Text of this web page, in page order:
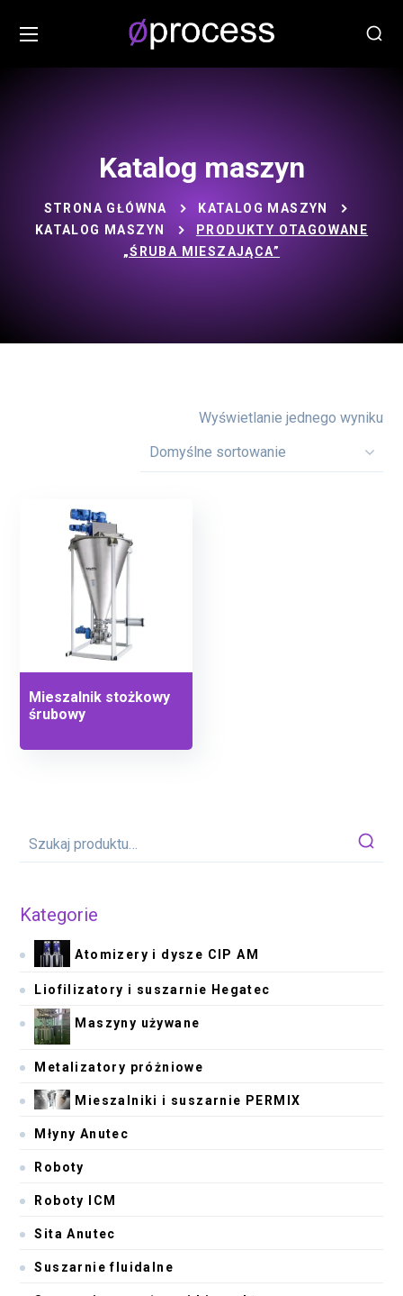
Katalog maszyn
STRONA GŁÓWNA
KATALOG MASZYN
KATALOG MASZYN
PRODUKTY OTAGOWANE
„ŚRUBA MIESZAJĄCA”
Wyświetlanie jednego wyniku
Mieszalnik stożkowy
śrubowy
Kategorie
Atomizery i dysze CIP AM
Liofilizatory i suszarnie Hegatec
Maszyny używane
Metalizatory próżniowe
Mieszalniki i suszarnie PERMIX
Młyny Anutec
Roboty
Roboty ICM
Sita Anutec
Suszarnie fluidalne